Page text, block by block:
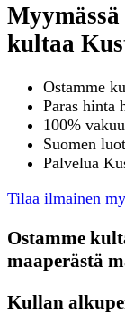
kultaa
Ostamme
Paras hinta
100%
Suomen
Palvelua
Tilaa ilmainen
Ostamme
maaperästä
Kullan